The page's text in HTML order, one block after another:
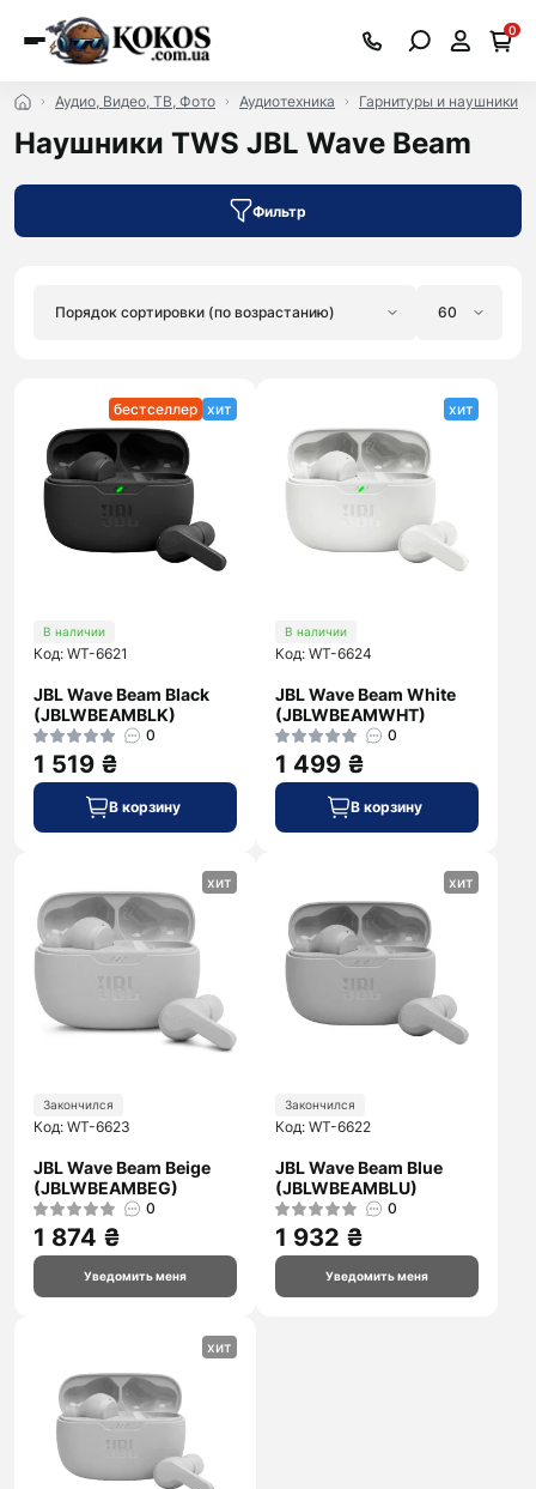
0
Аудио, Видео, ТВ, Фото Аудиотехника Гарнитуры и наушники
Наушники TWS JBL Wave Beam
Фильтр
бестселлер хит
В наличии
Код: WT-6621
JBL Wave Beam Black
(JBLWBEAMBLK)
0
1 519 ₴
В корзину
хит
В наличии
Код: WT-6624
JBL Wave Beam White
(JBLWBEAMWHT)
0
1 499 ₴
В корзину
хит
Закончился
Код: WT-6623
JBL Wave Beam Beige
(JBLWBEAMBEG)
0
1 874 ₴
Уведомить меня
хит
Закончился
Код: WT-6622
JBL Wave Beam Blue
(JBLWBEAMBLU)
0
1 932 ₴
Уведомить меня
хит